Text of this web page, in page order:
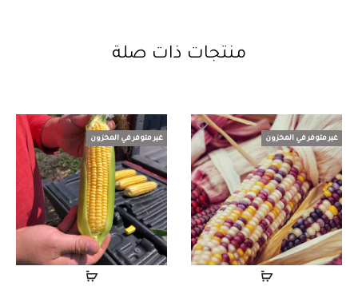
منتجات ذات صلة
غير متوفر في المخزون غير متوفر في المخزون